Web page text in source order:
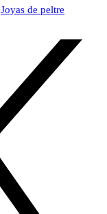
Joyas de peltre